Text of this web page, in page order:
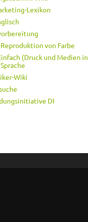
Lexikon
von Farbe
(Druck und Medien in
Wiki
DI